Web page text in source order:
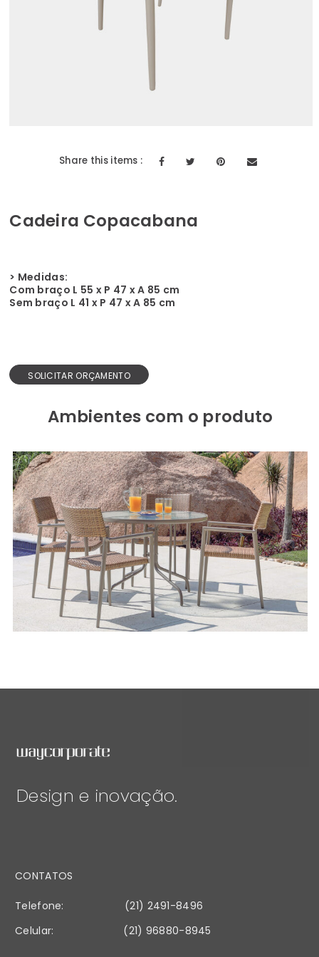
Share this items :
Cadeira Copacabana
> Medidas:
Com braço L 55 x P 47 x A 85 cm
Sem braço L 41 x P 47 x A 85 cm
SOLICITAR ORÇAMENTO
Ambientes com o produto
Design e inovação.
CONTATOS
Telefone:
(21) 2491-8496
Celular:
(21) 96880-8945